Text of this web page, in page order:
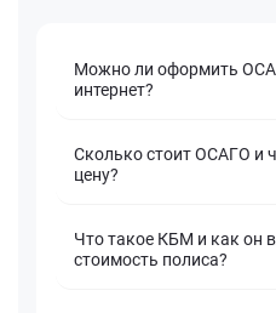
Можно ли оформить
интернет?
Сколько стоит ОСАГО и
цену?
Что такое КБМ и как он
стоимость полиса?